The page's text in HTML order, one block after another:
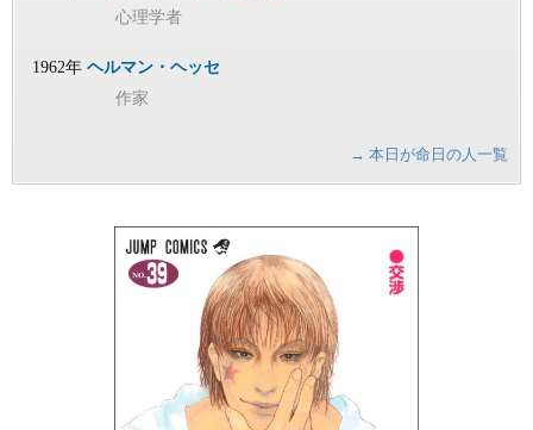
心理学者
1962年 ヘルマン・ヘッセ
作家
→ 本日が命日の人一覧